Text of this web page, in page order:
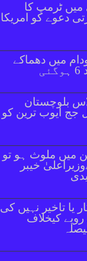
میں ٹرمپ کا
دعوے کو امریکا
میں دھماکے
بلوچستان
جج ایوب ترین کو
میں ملوث ہو تو
خیبر
یا تاخیر نہیں کی
کیخلاف